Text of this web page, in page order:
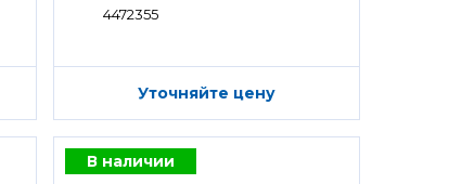
4472355
Уточняйте цену
В наличии